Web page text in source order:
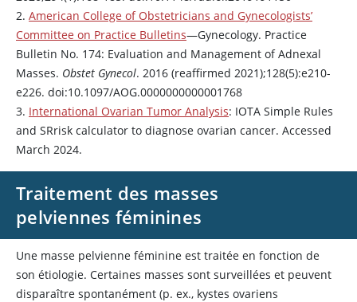
2. American College of Obstetricians and Gynecologists’
Committee on Practice Bulletins—Gynecology. Practice
Bulletin No. 174: Evaluation and Management of Adnexal
Masses. Obstet Gynecol. 2016 (reaffirmed 2021);128(5):e210-
e226. doi:10.1097/AOG.0000000000001768
3. International Ovarian Tumor Analysis: IOTA Simple Rules
and SRrisk calculator to diagnose ovarian cancer. Accessed
March 2024.
Traitement des masses
pelviennes féminines
Une masse pelvienne féminine est traitée en fonction de
son étiologie. Certaines masses sont surveillées et peuvent
disparaître spontanément (p. ex., kystes ovariens